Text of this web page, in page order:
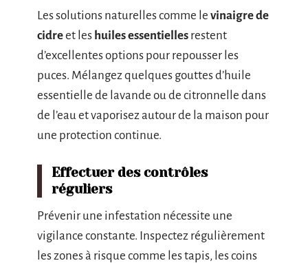
Les solutions naturelles comme le vinaigre de
cidreet les huiles essentielles restent
d’excellentes options pour repousser les
puces. Mélangez quelques gouttes d’huile
essentielle de lavande ou de citronnelle dans
de l’eau et vaporisez autour de la maison pour
une protection continue.
Effectuer des contrôles
réguliers
Prévenir une infestation nécessite une
vigilance constante. Inspectez régulièrement
les zones à risque comme les tapis, les coins